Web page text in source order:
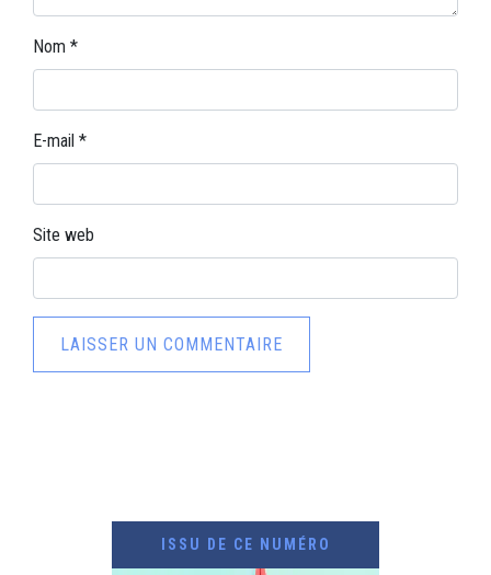
Nom *
E-mail *
Site web
ISSU DE CE NUMÉRO